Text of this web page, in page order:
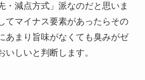
・減点方式」派なのだと思いま
てマイナス要素があったらその
あまり旨味がなくても臭みがゼ
いしいと判断します。